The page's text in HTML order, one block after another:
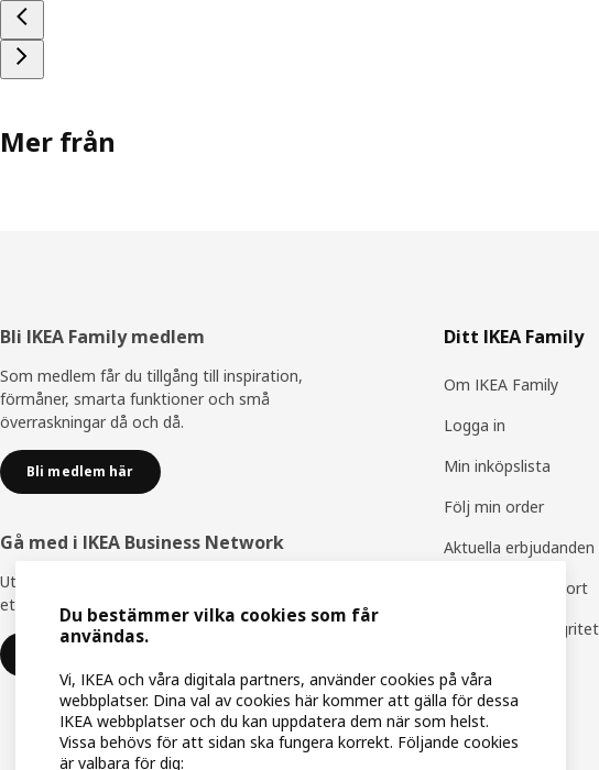
Mer från
Sidfot
Bli IKEA Family medlem
Som medlem får du tillgång till inspiration,
förmåner, smarta funktioner och små
överraskningar då och då.
Bli medlem här
Gå med i IKEA Business Network
Utnyttja flera unika förmåner för att skapa
ett bättre arbetsliv - helt kostnadsfritt.
Ditt IKEA Family
Om IKEA Family
Logga in
Min inköpslista
Följ min order
Aktuella erbjudanden
IKEA Family support
IKEA Family
Du bestämmer vilka cookies som får
användas.
Vi, IKEA och våra digitala partners, använder cookies på våra
webbplatser. Dina val av cookies här kommer att gälla för dessa
IKEA webbplatser och du kan uppdatera dem när som helst.
Vissa behövs för att sidan ska fungera korrekt. Följande cookies
är valbara för dig: